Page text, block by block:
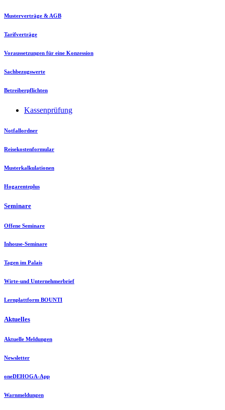
Musterverträge & AGB
Tarifverträge
Voraussetzungen für eine Konzession
Sachbezugswerte
Betreiberpflichten
Kassenprüfung
Notfallordner
Reisekostenformular
Musterkalkulationen
Hogarenteplus
Seminare
Offene Seminare
Inhouse-Seminare
Tagen im Palais
Wirte-und Unternehmerbrief
Lernplattform BOUNTI
Aktuelles
Aktuelle Meldungen
Newsletter
oneDEHOGA-App
Warnmeldungen